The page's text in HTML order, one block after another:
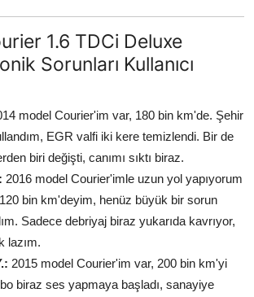
1.6 TDCi Deluxe
Sorunları Kullanıcı
model Courier'im var, 180 bin km'de. Şehir
EGR valfi iki kere temizlendi. Bir de
biri değişti, canımı sıktı biraz.
2016 model Courier'imle uzun yol yapıyorum
bin km'deyim, henüz büyük bir sorun
Sadece debriyaj biraz yukarıda kavrıyor,
lazım.
2015 model Courier'im var, 200 bin km'yi
biraz ses yapmaya başladı, sanayiye